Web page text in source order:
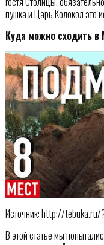
пушка и Царь Колокол это
Куда можно сходить
Источник: http://tebuka.ru/
В этой статье мы